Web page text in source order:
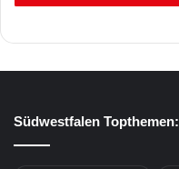
Südwestfalen Topthemen: